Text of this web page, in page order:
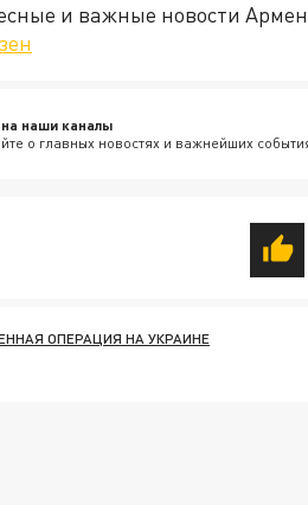
и важные новости
наши каналы
о главных новостях и важнейших
ОПЕРАЦИЯ НА УКРАИНЕ